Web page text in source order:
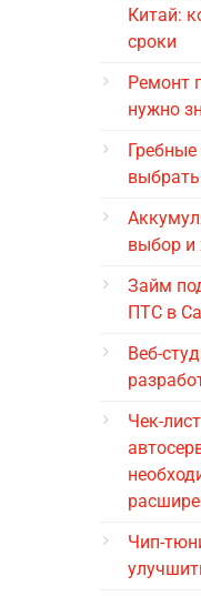
Китай:
сроки
Ремонт
нужно
выбор и
Займ
ПТС в
Веб-
Чек-
Чип-